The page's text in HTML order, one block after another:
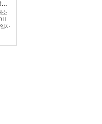
세
하
는
축,
경주시, 농어촌지역 광대역가입자망 구축 개통식
소
자